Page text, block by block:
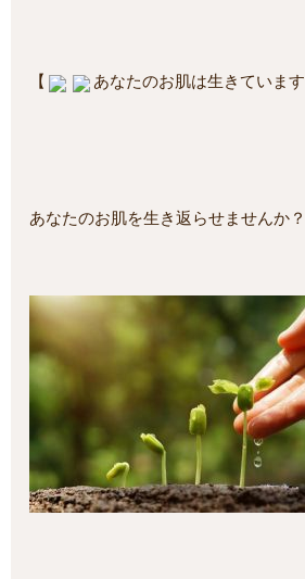
【 あなたのお肌は生きています
あなたのお肌を生き返らせませんか？